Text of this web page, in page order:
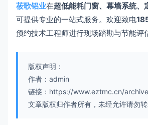
莜歌铝业在超低能耗门窗、幕墙系统、
可提供专业的一站式服务。欢迎致电
预约技术工程师进行现场踏勘与节能评
版权声明：
作者：admin
链接：https://www.eztmc.cn/
文章版权归作者所有，未经允许请勿转